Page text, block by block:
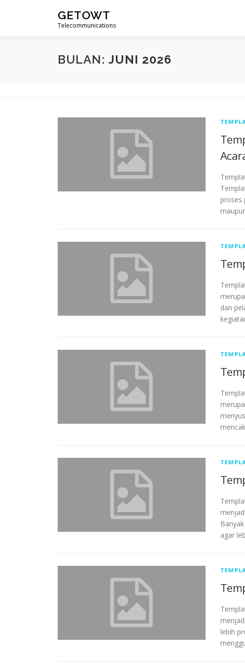
GETOWT
Telecommunications
BULAN: JUNI 2026
proses
dan
agar
lebih